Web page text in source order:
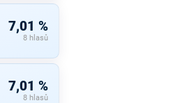
7,01 %
8 hlasů
7,01 %
8 hlasů